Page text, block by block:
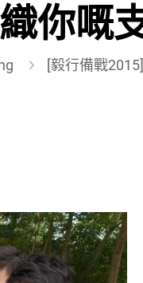
你嘅
[毅行備戰